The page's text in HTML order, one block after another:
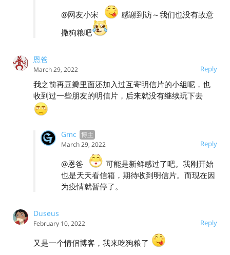
@网友小宋
感谢到访～我们也没有故意
撒狗粮吧
恩爸
Reply
March 29, 2022
我之前再豆瓣里面还加入过互寄明信片的小组呢，也
收到过一些朋友的明信片，后来就没有继续玩下去
Gmc
Reply
March 29, 2022
@恩爸
可能是新鲜感过了吧。我刚开始
也是天天看信箱，期待收到明信片。而现在因
为疫情就暂停了。
Duseus
Reply
February 10, 2022
又是一个情侣博客，我来吃狗粮了